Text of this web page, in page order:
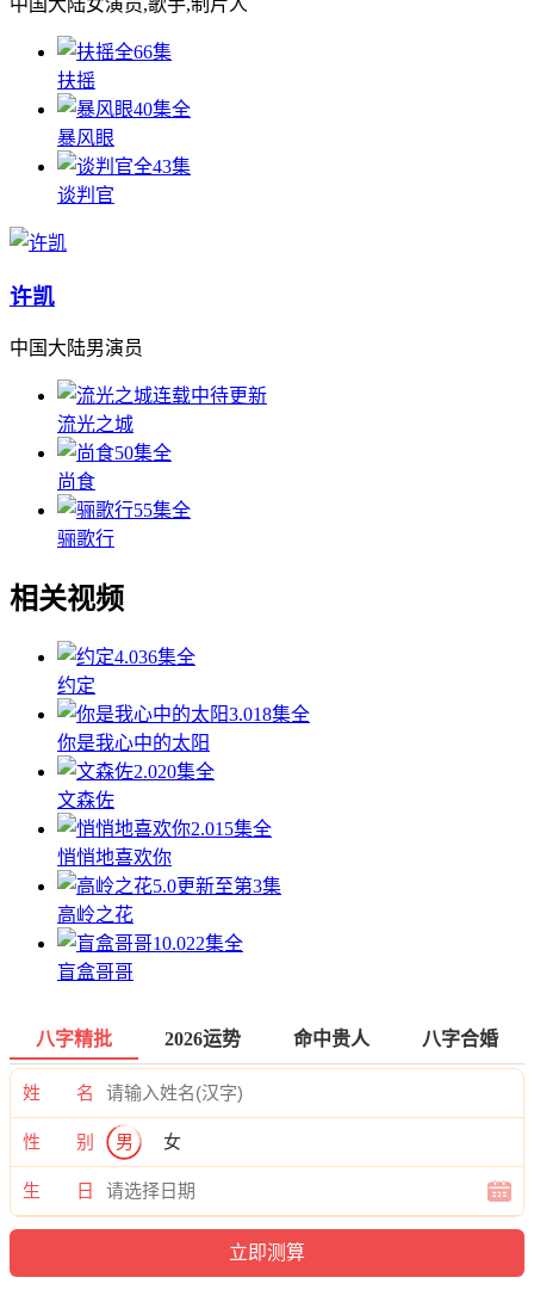
全66集
扶摇
40集全
暴风眼
全43集
谈判官
许凯
中国大陆男演员
连载中待更新
流光之城
50集全
尚食
55集全
骊歌行
相关视频
4.036集全
约定
3.018集全
你是我心中的太阳
2.020集全
文森佐
2.015集全
悄悄地喜欢你
5.0更新至第3集
高岭之花
10.022集全
盲盒哥哥
八字精批 2026运势 命中贵人 八字合婚
姓 名
性 别 男 女
生 日